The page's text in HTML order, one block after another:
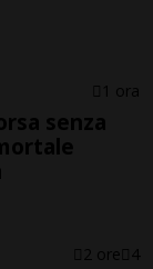
1 ora
senza
2 ore 4